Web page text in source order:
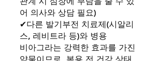
어 의사와 상담 필요)
✔다른 발기부전 치료제(시알리
스, 레비트라 등)와 병용
비아그라는 강력한 효과를 가진
약물이므로, 복용 전 건강 상태